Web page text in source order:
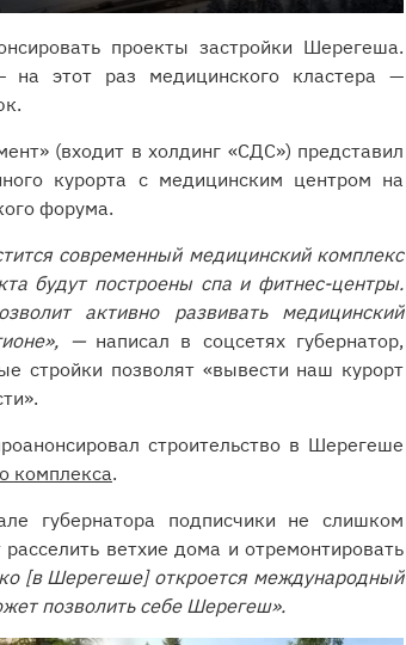
проекты застройки Шерегеша.
этот раз медицинского кластера —
(входит в холдинг «СДС») представил
курорта с медицинским центром на
форума.
современный медицинский комплекс
будут построены спа и фитнес-центры.
активно развивать медицинский
—написал в соцсетях губернатор,
стройки позволят «вывести наш курорт
строительство в Шерегеше
комплекса.
губернатора подписчики не слишком
ветхие дома и отремонтировать
[в Шерегеше] откроется международный
позволить себе Шерегеш».